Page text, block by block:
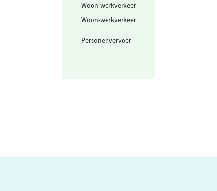
Woon-werkverkeer
Woon-werkverkeer
Personenvervoer